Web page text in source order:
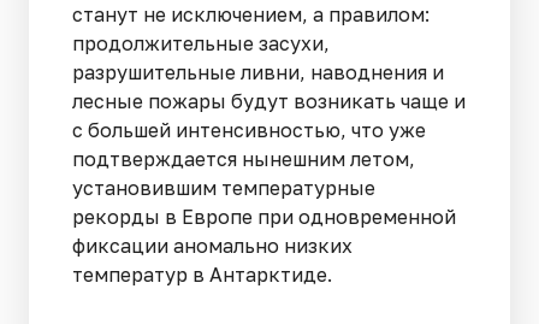
станут не исключением, а правилом:
продолжительные засухи,
разрушительные ливни, наводнения и
лесные пожары будут возникать чаще и
с большей интенсивностью, что уже
подтверждается нынешним летом,
установившим температурные
рекорды в Европе при одновременной
фиксации аномально низких
температур в Антарктиде.